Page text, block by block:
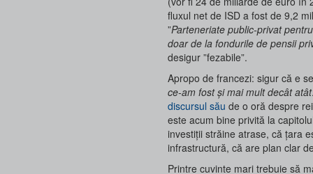
fluxul net de ISD a fost de 9,2
”Parteneriate public-privat
doar de la fondurile de pensii
desigur ”fezabile”.
Apropo de francezi: sigur că e
ce-am fost și mai mult decât atât
discursul său de o oră despre
este acum bine privită la
investiții străine atrase, că țara
infrastructură, că are plan clar
Printre cuvinte mari trebuie să